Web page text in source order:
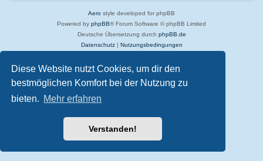
Diese Website nutzt Cookies, um dir den
bestmöglichen Komfort bei der Nutzung zu
bieten. Mehr erfahren
Verstanden!
Aero style developed for phpBB
Powered by phpBB® Forum Software © phpBB Limited
Deutsche Übersetzung durch phpBB.de
Datenschutz| Nutzungsbedingungen